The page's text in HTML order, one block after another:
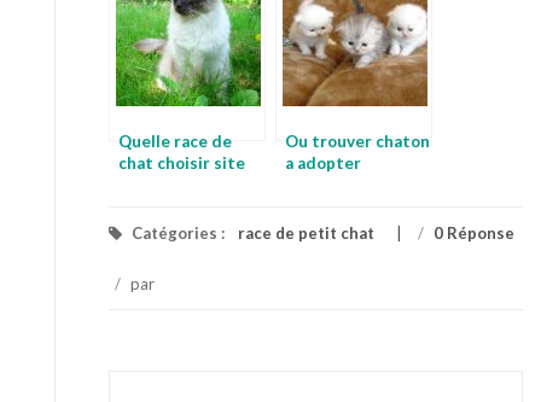
Quelle race de
chat choisir site
Ou trouver chaton
a adopter
Catégories : race de petit chat / 0 Réponse
/ par